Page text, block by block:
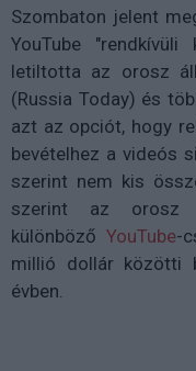
Szombaton jelent
YouTube "rendkívüli
letiltotta az orosz
(Russia Today) és
azt az opciót, hogy
bevételhez a videós
szerint nem kis
szerint az orosz
különbözőYouTube-
millió dollár közötti
évben.